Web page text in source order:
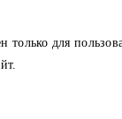
только для